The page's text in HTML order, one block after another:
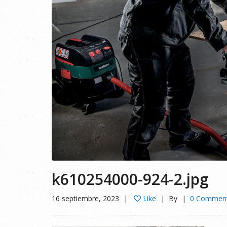
k610254000-924-2.jpg
16 septiembre, 2023 Like By 0